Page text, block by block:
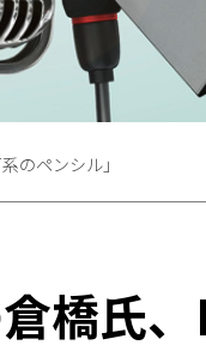
のペンシル」
橋氏